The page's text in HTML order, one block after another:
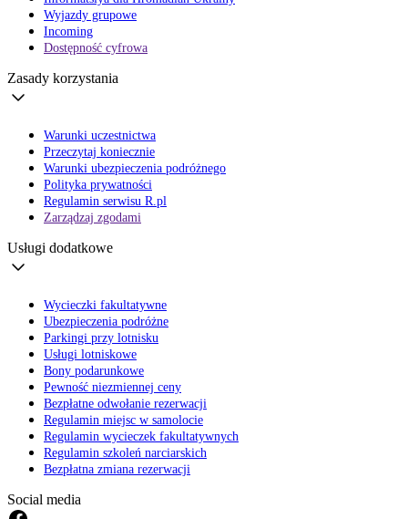
Wyjazdy grupowe
Incoming
Dostępność cyfrowa
Zasady korzystania
Warunki uczestnictwa
Przeczytaj koniecznie
Warunki ubezpieczenia podróżnego
Polityka prywatności
Regulamin serwisu R.pl
Zarządzaj zgodami
Usługi dodatkowe
Wycieczki fakultatywne
Ubezpieczenia podróżne
Parkingi przy lotnisku
Usługi lotniskowe
Bony podarunkowe
Pewność niezmiennej ceny
Bezpłatne odwołanie rezerwacji
Regulamin miejsc w samolocie
Regulamin wycieczek fakultatywnych
Regulamin szkoleń narciarskich
Bezpłatna zmiana rezerwacji
Social media